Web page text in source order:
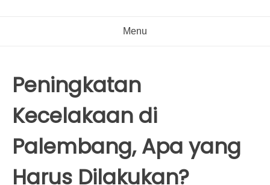
Menu
Peningkatan
Kecelakaan di
Palembang, Apa yang
Harus Dilakukan?